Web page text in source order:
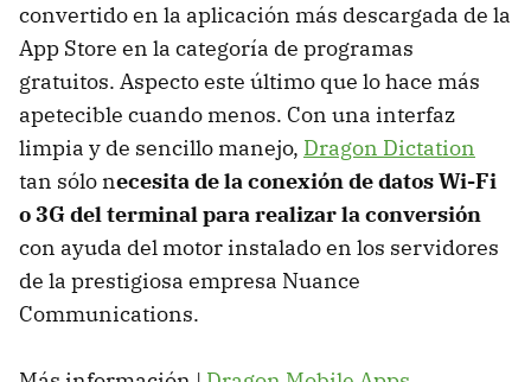
convertido en la aplicación más descargada de la
App Store en la categoría de programas
gratuitos. Aspecto este último que lo hace más
apetecible cuando menos. Con una interfaz
limpia y de sencillo manejo, Dragon Dictation
tan sólo necesita de la conexión de datos Wi-Fi
o 3G del terminal para realizar la conversión
con ayuda del motor instalado en los servidores
de la prestigiosa empresa Nuance
Communications.